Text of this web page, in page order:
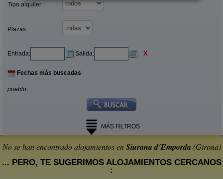
Tipo alquiler:
Plazas:
Entrada: Salida: X
Fechas más buscadas
pueblo:
MÁS FILTROS
No se han encontrado alojamientos enSiurana d´Emporda (Girona)
... PERO, TE SUGERIMOS ALOJAMIENTOS CERCANOS
: